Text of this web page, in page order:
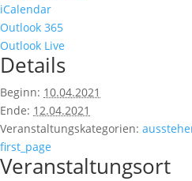
iCalendar
Outlook 365
Outlook Live
Details
Beginn: 10.04.2021
Ende: 12.04.2021
Veranstaltungskategorien:
first_page
Veranstaltungsort